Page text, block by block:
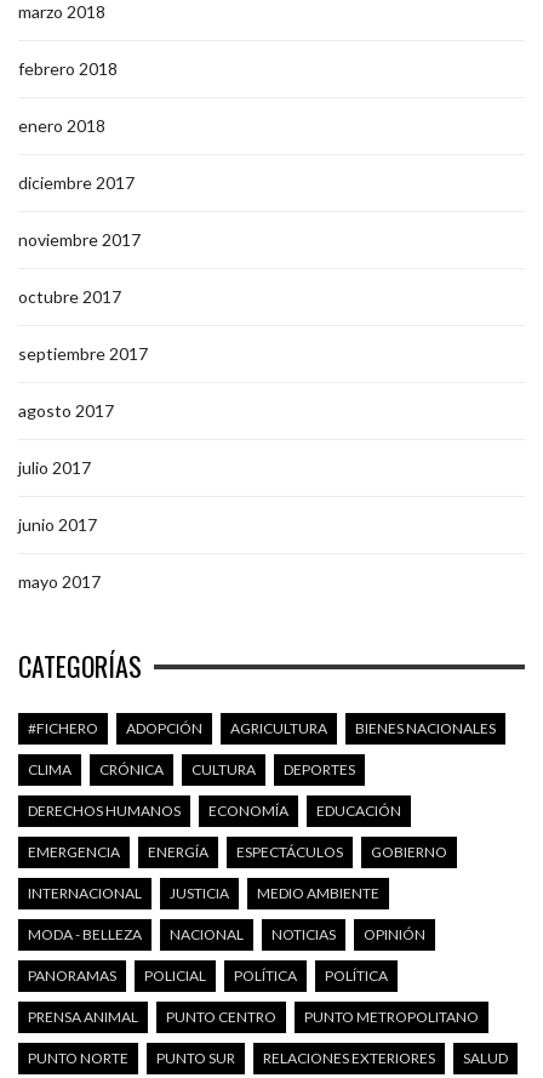
marzo 2018
febrero 2018
enero 2018
diciembre 2017
noviembre 2017
octubre 2017
septiembre 2017
agosto 2017
julio 2017
junio 2017
mayo 2017
CATEGORÍAS
#FICHERO ADOPCIÓN AGRICULTURA BIENES NACIONALES
CLIMA CRÓNICA CULTURA DEPORTES
DERECHOS HUMANOS ECONOMÍA EDUCACIÓN
EMERGENCIA ENERGÍA ESPECTÁCULOS GOBIERNO
INTERNACIONAL JUSTICIA MEDIO AMBIENTE
MODA - BELLEZA NACIONAL NOTICIAS OPINIÓN
PANORAMAS POLICIAL POLÍTICA POLÍTICA
PRENSA ANIMAL PUNTO CENTRO PUNTO METROPOLITANO
PUNTO NORTE PUNTO SUR RELACIONES EXTERIORES SALUD